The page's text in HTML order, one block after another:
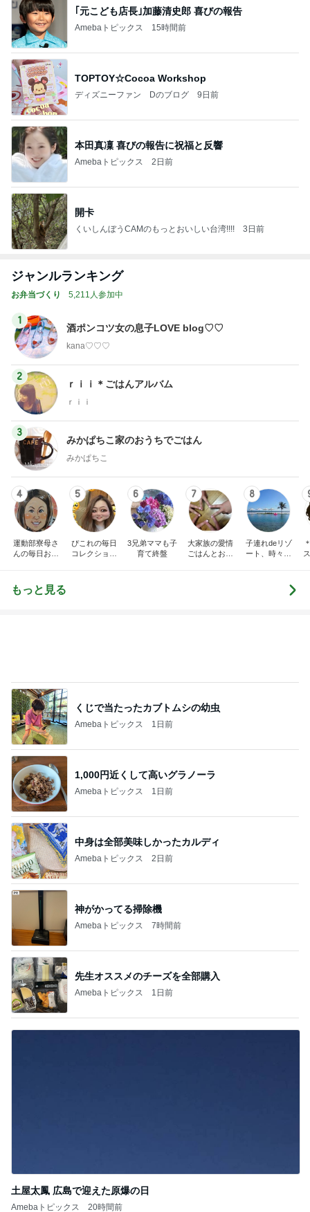
｢元こども店長｣加藤清史郎 喜びの報告
Amebaトピックス 15時間前
TOPTOY☆Cocoa Workshop
ディズニーファン Dのブログ 9日前
本田真凜 喜びの報告に祝福と反響
Amebaトピックス 2日前
開卡
くいしんぼうCAMのもっとおいしい台湾!!!! 3日前
ジャンルランキング
お弁当づくり 5,211人参加中
1
酒ポンコツ女の息子LOVE blog♡♡
kana♡♡♡
2
ｒｉｉ＊ごはんアルバム
ｒｉｉ
3
みかぱちこ家のおうちでごはん
みかぱちこ
4
運動部寮母さ
んの毎日お弁
5
ぴこれの毎日
コレクション
6
3兄弟ママも子
育て終盤
7
大家族の愛情
ごはんとお弁
8
子連れdeリゾ
ート、時々キ
もっと見る
くじで当たったカブトムシの幼虫
Amebaトピックス 1日前
1,000円近くして高いグラノーラ
Amebaトピックス 1日前
中身は全部美味しかったカルディ
Amebaトピックス 2日前
神がかってる掃除機
Amebaトピックス 7時間前
先生オススメのチーズを全部購入
Amebaトピックス 1日前
土屋太鳳 広島で迎えた原爆の日
Amebaトピックス 20時間前